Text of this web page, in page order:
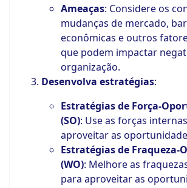
Ameaças: Considere os
mudanças de mercado,
econômicas e outros
que podem impactar
organização.
Desenvolva estratégias:
Estratégias de Força-
(SO): Use as forças
aproveitar as
Estratégias de Fraqueza-
(WO): Melhore as
para aproveitar as